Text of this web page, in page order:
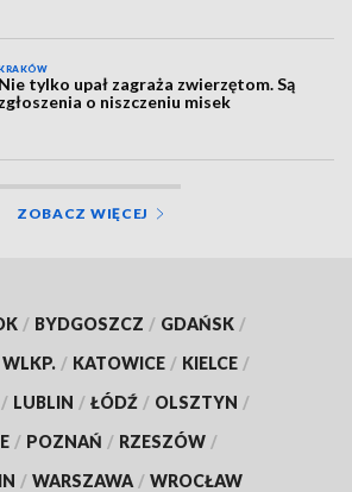
Nie tylko upał zagraża zwierzętom. Są
o niszczeniu misek
ZOBACZ WIĘCEJ
/ BYDGOSZCZ / GDAŃSK /
/ KATOWICE / KIELCE /
/ LUBLIN / ŁÓDŹ / OLSZTYN /
/ POZNAŃ / RZESZÓW /
/ WARSZAWA / WROCŁAW